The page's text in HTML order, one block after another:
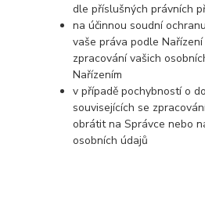
dle příslušných právních
na účinnou soudní
vaše práva podle
zpracování vašich
Nařízením
v případě pochybností o
souvisejících se
obrátit na Správce nebo
osobních údajů